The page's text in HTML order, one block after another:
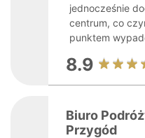
jednocześnie
centrum, co
punktem
8.9
Biuro
Przygód